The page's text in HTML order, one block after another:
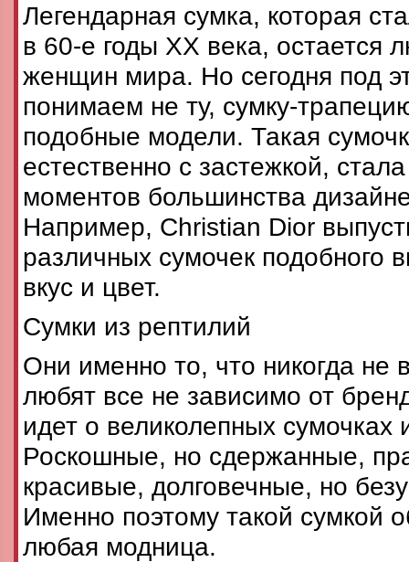
Легендарная сумка, которая
в 60-е годы ХХ века, остается
женщин мира. Но сегодня под
понимаем не ту, сумку-
подобные модели. Такая
естественно с застежкой,
моментов большинства
Например, Christian Dior
различных сумочек подобного
вкус и цвет.
Сумки из рептилий
Они именно то, что никогда не
любят все не зависимо от
идет о великолепных сумочках
Роскошные, но сдержанные,
красивые, долговечные, но
Именно поэтому такой сумкой
любая модница.